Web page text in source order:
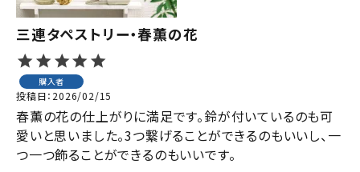
三連タペストリー・春薫の花
購入者
投稿日 2026/02/15
春薫の花の仕上がりに満足です。鈴が付いているのも可
愛いと思いました。3つ繋げることができるのもいいし、一
つ一つ飾ることができるのもいいです。